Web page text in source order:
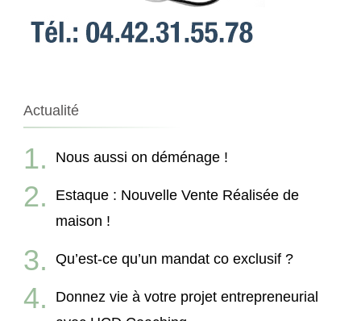
Actualité
Nous aussi on déménage !
Estaque : Nouvelle Vente Réalisée de
maison !
Qu’est-ce qu’un mandat co exclusif ?
Donnez vie à votre projet entrepreneurial